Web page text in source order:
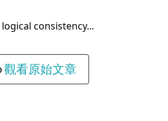
consistency...
觀看原始文章